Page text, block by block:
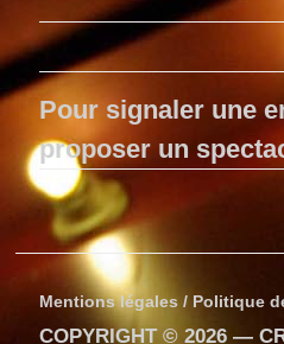
Pour signaler une
proposer un
Mentions légales / Politique
COPYRIGHT © 2026 —